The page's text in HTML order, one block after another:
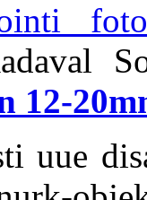
12-
uue